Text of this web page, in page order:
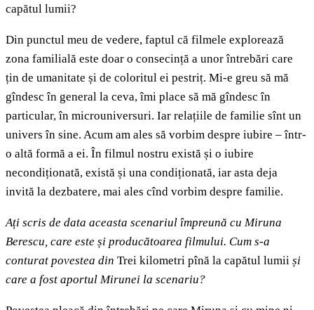
capătul lumii?
Din punctul meu de vedere, faptul că filmele explorează
zona familială este doar o consecință a unor întrebări care
țin de umanitate și de coloritul ei pestriț. Mi-e greu să mă
gîndesc în general la ceva, îmi place să mă gîndesc în
particular, în microuniversuri. Iar relațiile de familie sînt un
univers în sine. Acum am ales să vorbim despre iubire – într-
o altă formă a ei. În filmul nostru există și o iubire
necondiționată, există și una condiționată, iar asta deja
invită la dezbatere, mai ales cînd vorbim despre familie.
Ați scris de data aceasta scenariul împreună cu Miruna
Berescu, care este și producătoarea filmului. Cum s-a
conturat povestea din Trei kilometri pînă la capătul lumii și
care a fost aportul Mirunei la scenariu?